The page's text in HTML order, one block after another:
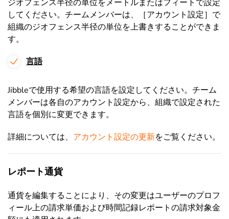
ジオフェンス半径の単位をメートルまたはフィートで設定
してください。チームメンバーは、［アカウント設定］で
組織のジオフェンス半径の単位を上書きすることができま
す。
言語
Jibbleで使用する希望の言語を設定してください。チーム
メンバーは各自のアカウント設定から、組織で設定された
言語を個別に変更できます。
詳細については、 アカウント設定の更新をご覧ください。
レポート通貨
通貨を編集することにより、その変更はユーザーのプロフ
ィール上の請求単価および時間記録レポートの請求対象金